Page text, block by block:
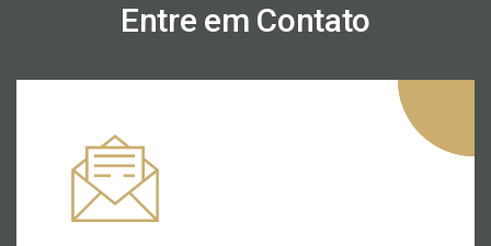
Entre em Contato